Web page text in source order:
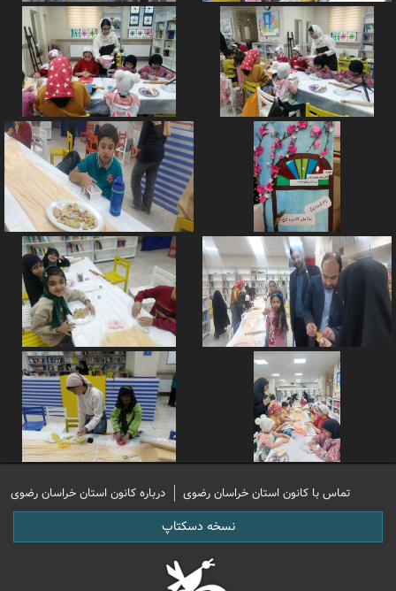
تماس با کانون استان خراسان رضوی درباره کانون استان خراسان رضوی
نسخه دسکتاپ